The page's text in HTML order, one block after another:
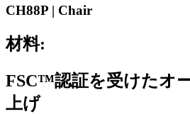
CH88P | Chair
材料:
FSC™認証を受けたオ
上げ